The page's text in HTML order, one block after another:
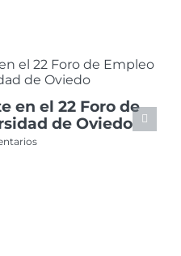
en el 22 Foro de
de Oviedo